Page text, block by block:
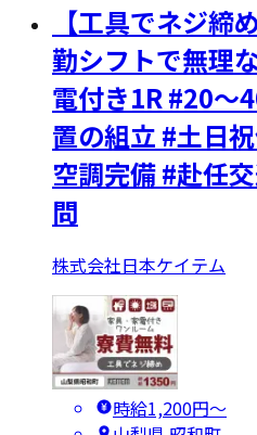
【工具でネジ
勤シフトで無理
電付き1R #20～
置の組立 #土日
空調完備 #赴任
問
株式会社日本ケイテム
時給1,200円〜